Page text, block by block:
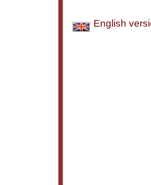
English